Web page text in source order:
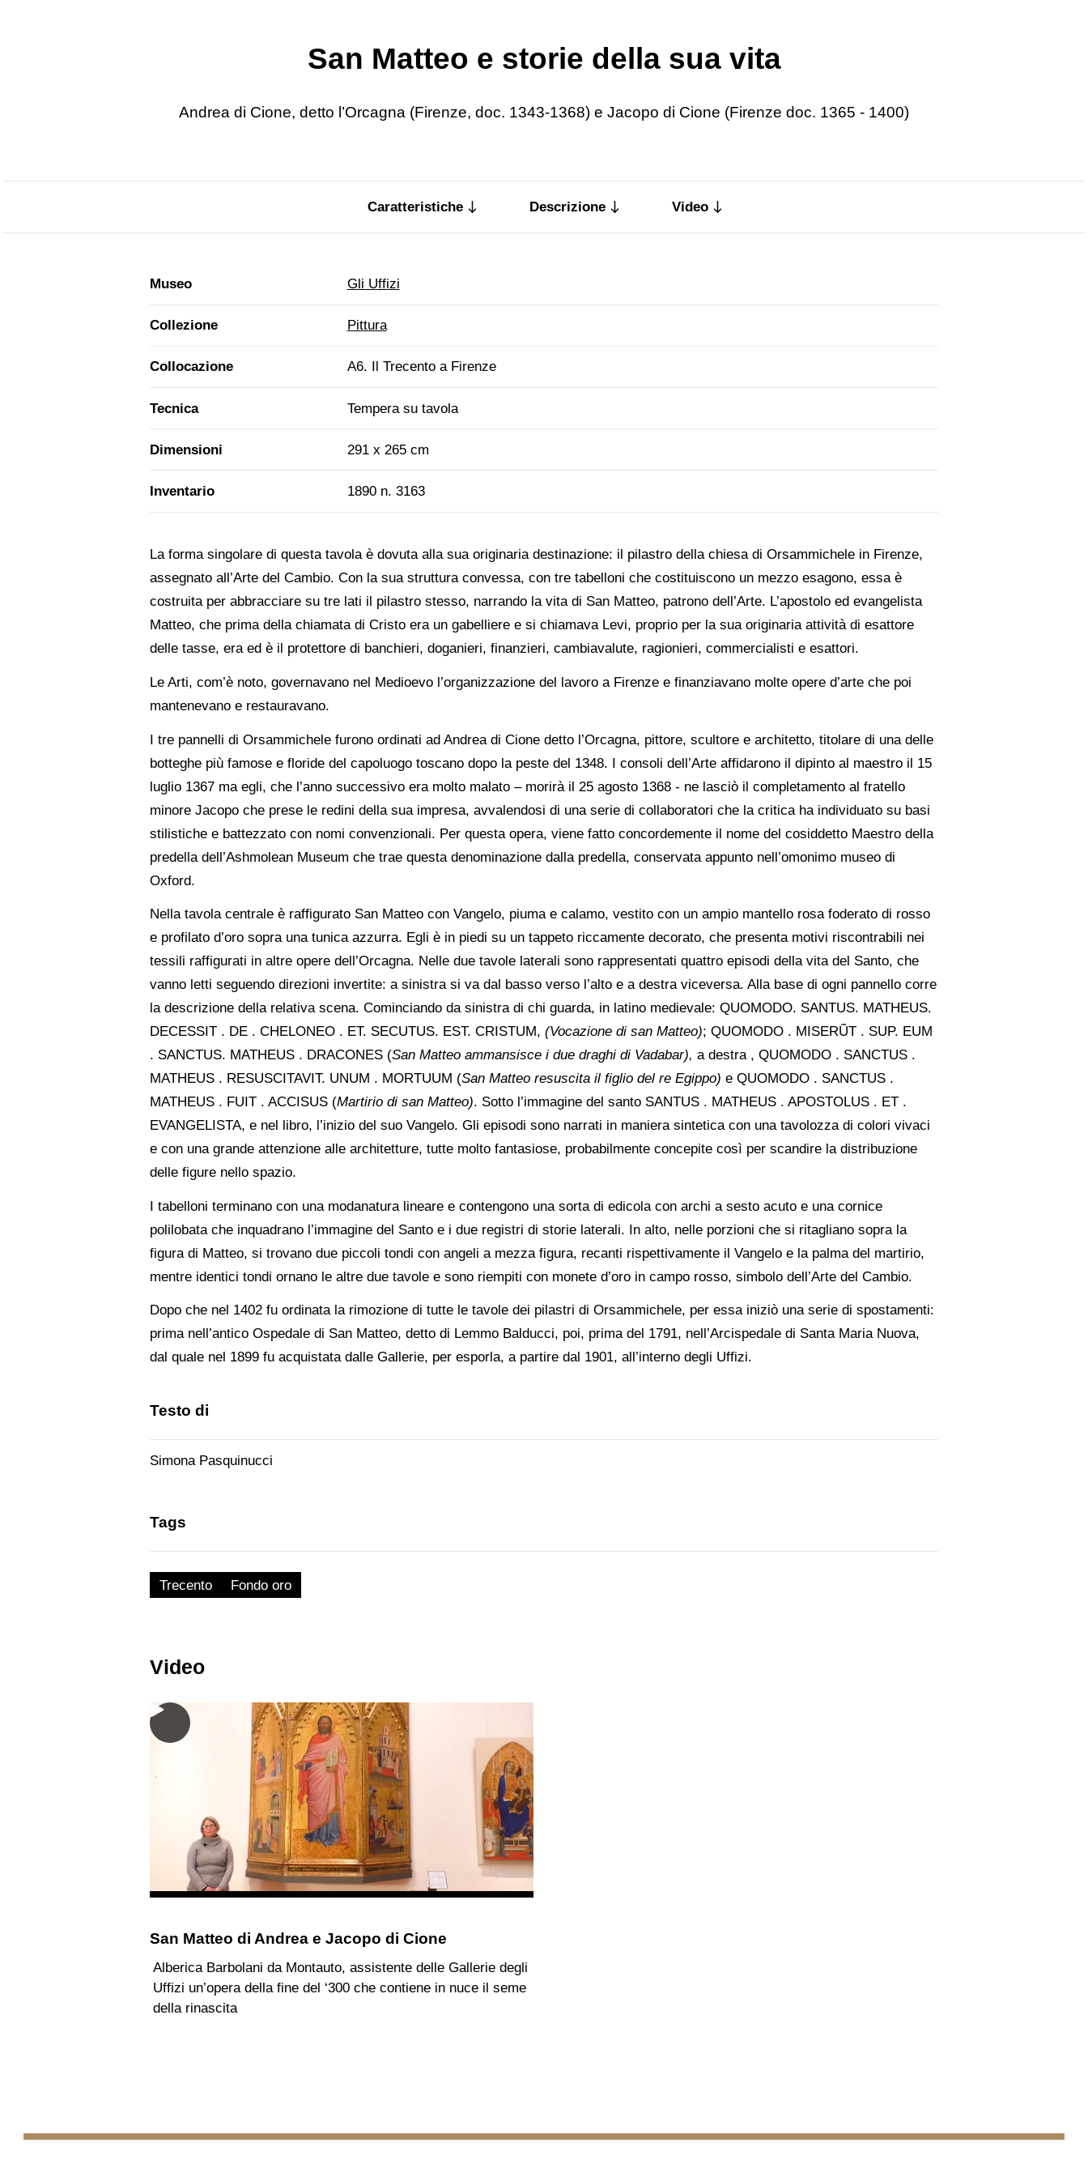
San Matteo e storie della sua vita
Andrea di Cione, detto l’Orcagna (Firenze, doc. 1343-1368) e Jacopo di Cione (Firenze doc. 1365 - 1400)
Caratteristiche Descrizione Video
Museo Gli Uffizi
Collezione Pittura
Collocazione A6. Il Trecento a Firenze
Tecnica Tempera su tavola
Dimensioni 291 x 265 cm
Inventario 1890 n. 3163
La forma singolare di questa tavola è dovuta alla sua originaria destinazione: il pilastro della chiesa di Orsammichele in Firenze,
assegnato all’Arte del Cambio. Con la sua struttura convessa, con tre tabelloni che costituiscono un mezzo esagono, essa è
costruita per abbracciare su tre lati il pilastro stesso, narrando la vita di San Matteo, patrono dell’Arte. L’apostolo ed evangelista
Matteo, che prima della chiamata di Cristo era un gabelliere e si chiamava Levi, proprio per la sua originaria attività di esattore
delle tasse, era ed è il protettore di banchieri, doganieri, finanzieri, cambiavalute, ragionieri, commercialisti e esattori.
Le Arti, com’è noto, governavano nel Medioevo l’organizzazione del lavoro a Firenze e finanziavano molte opere d’arte che poi
mantenevano e restauravano.
I tre pannelli di Orsammichele furono ordinati ad Andrea di Cione detto l’Orcagna, pittore, scultore e architetto, titolare di una delle
botteghe più famose e floride del capoluogo toscano dopo la peste del 1348. I consoli dell’Arte affidarono il dipinto al maestro il 15
luglio 1367 ma egli, che l’anno successivo era molto malato – morirà il 25 agosto 1368 - ne lasciò il completamento al fratello
minore Jacopo che prese le redini della sua impresa, avvalendosi di una serie di collaboratori che la critica ha individuato su basi
stilistiche e battezzato con nomi convenzionali. Per questa opera, viene fatto concordemente il nome del cosiddetto Maestro della
predella dell’Ashmolean Museum che trae questa denominazione dalla predella, conservata appunto nell’omonimo museo di
Oxford.
Nella tavola centrale è raffigurato San Matteo con Vangelo, piuma e calamo, vestito con un ampio mantello rosa foderato di rosso
e profilato d’oro sopra una tunica azzurra. Egli è in piedi su un tappeto riccamente decorato, che presenta motivi riscontrabili nei
tessili raffigurati in altre opere dell’Orcagna. Nelle due tavole laterali sono rappresentati quattro episodi della vita del Santo, che
vanno letti seguendo direzioni invertite: a sinistra si va dal basso verso l’alto e a destra viceversa. Alla base di ogni pannello corre
la descrizione della relativa scena. Cominciando da sinistra di chi guarda, in latino medievale: QUOMODO. SANTUS. MATHEUS.
DECESSIT . DE . CHELONEO . ET. SECUTUS. EST. CRISTUM, (Vocazione di san Matteo); QUOMODO . MISERŨT . SUP. EUM
. SANCTUS. MATHEUS . DRACONES (San Matteo ammansisce i due draghi di Vadabar), a destra , QUOMODO . SANCTUS .
MATHEUS . RESUSCITAVIT. UNUM . MORTUUM (San Matteo resuscita il figlio del re Egippo) e QUOMODO . SANCTUS .
MATHEUS . FUIT . ACCISUS (Martirio di san Matteo). Sotto l’immagine del santo SANTUS . MATHEUS . APOSTOLUS . ET .
EVANGELISTA, e nel libro, l’inizio del suo Vangelo. Gli episodi sono narrati in maniera sintetica con una tavolozza di colori vivaci
e con una grande attenzione alle architetture, tutte molto fantasiose, probabilmente concepite così per scandire la distribuzione
delle figure nello spazio.
I tabelloni terminano con una modanatura lineare e contengono una sorta di edicola con archi a sesto acuto e una cornice
polilobata che inquadrano l’immagine del Santo e i due registri di storie laterali. In alto, nelle porzioni che si ritagliano sopra la
figura di Matteo, si trovano due piccoli tondi con angeli a mezza figura, recanti rispettivamente il Vangelo e la palma del martirio,
mentre identici tondi ornano le altre due tavole e sono riempiti con monete d’oro in campo rosso, simbolo dell’Arte del Cambio.
Dopo che nel 1402 fu ordinata la rimozione di tutte le tavole dei pilastri di Orsammichele, per essa iniziò una serie di spostamenti:
prima nell’antico Ospedale di San Matteo, detto di Lemmo Balducci, poi, prima del 1791, nell’Arcispedale di Santa Maria Nuova,
dal quale nel 1899 fu acquistata dalle Gallerie, per esporla, a partire dal 1901, all’interno degli Uffizi.
Testo di
Simona Pasquinucci
Tags
Trecento Fondo oro
Video
San Matteo di Andrea e Jacopo di Cione
Alberica Barbolani da Montauto, assistente delle Gallerie degli
Uffizi un’opera della fine del ‘300 che contiene in nuce il seme
della rinascita